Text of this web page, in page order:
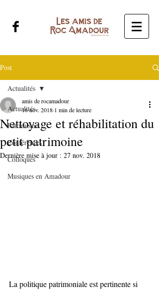
Post
Actualités
Patrimoine
Conférences
Colloques
Musiques en Amadour
Actualités
Nettoyage et réhabilitation du
petit patrimoine
amis de rocamadour
16 nov. 2018 1 min de lecture
Dernière mise à jour : 27 nov. 2018
La politique patrimoniale est pertinente si